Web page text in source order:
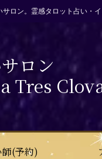
ロン。霊感タロット占い・
ロン
Tres
師(予約)